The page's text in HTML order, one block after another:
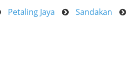
Petaling Jaya Sandakan